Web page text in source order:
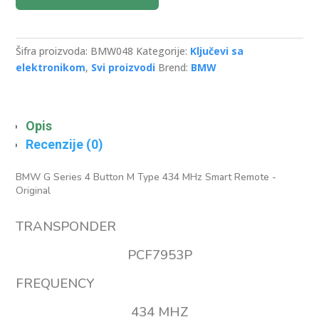
434
4
Buttons
OEM
količina
Šifra proizvoda: BMW048 Kategorije: Ključevi sa
elektronikom, Svi proizvodi Brend: BMW
Opis
Recenzije (0)
BMW G Series 4 Button M Type 434 MHz Smart Remote -
Original
TRANSPONDER
PCF7953P
FREQUENCY
434 MHZ